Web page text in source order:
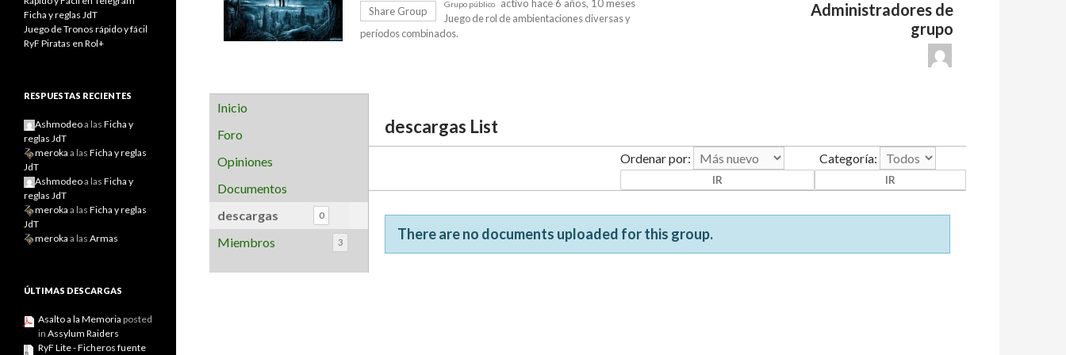
Share Group
Grupo público
activo hace 6 años, 10 meses
Juego de rol de ambientaciones diversas y
períodos combinados.
Administradores de
grupo
Inicio
Foro
Opiniones
Documentos
descargas
0
Miembros 3
descargas List
Categoría:
Ordenar por:
There are no documents uploaded for this group.
Ficha y reglas JdT
Juego de Tronos rápido y fácil
RyF Piratas en Rol+
RESPUESTAS RECIENTES
Ashmodeoa las Ficha y
reglas JdT
meroka a las Ficha y reglas
JdT
Ashmodeoa las Ficha y
reglas JdT
meroka a las Ficha y reglas
JdT
meroka a las Armas
ÚLTIMAS DESCARGAS
Asalto a la Memoria posted
in Assylum Raiders
RyF Lite - Ficheros fuente